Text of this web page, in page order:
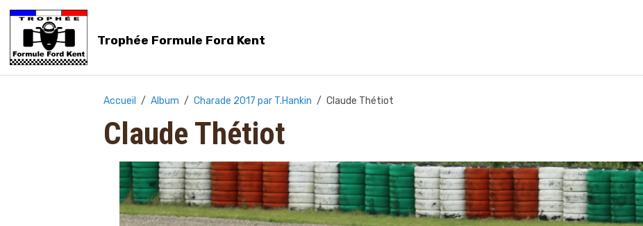
Trophée Formule Ford Kent
Accueil Album Charade 2017 par T.Hankin Claude Thétiot
Claude Thétiot